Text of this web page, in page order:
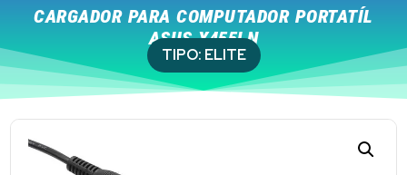
CARGADOR PARA COMPUTADOR PORTATÍL
ASUS X455LN
TIPO: ELITE